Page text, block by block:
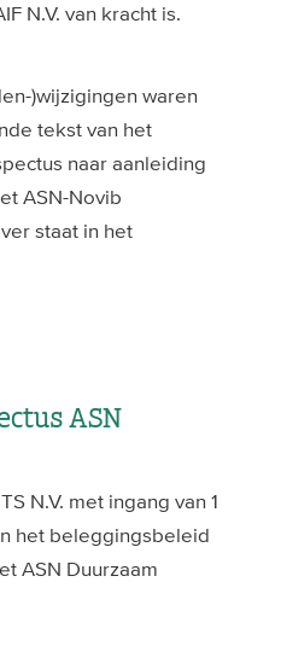
N.V. van kracht is.
)wijzigingen waren
tekst van het
naar aanleiding
ASN-Novib
staat in het
ASN
N.V. met ingang van 1
het beleggingsbeleid
ASN Duurzaam